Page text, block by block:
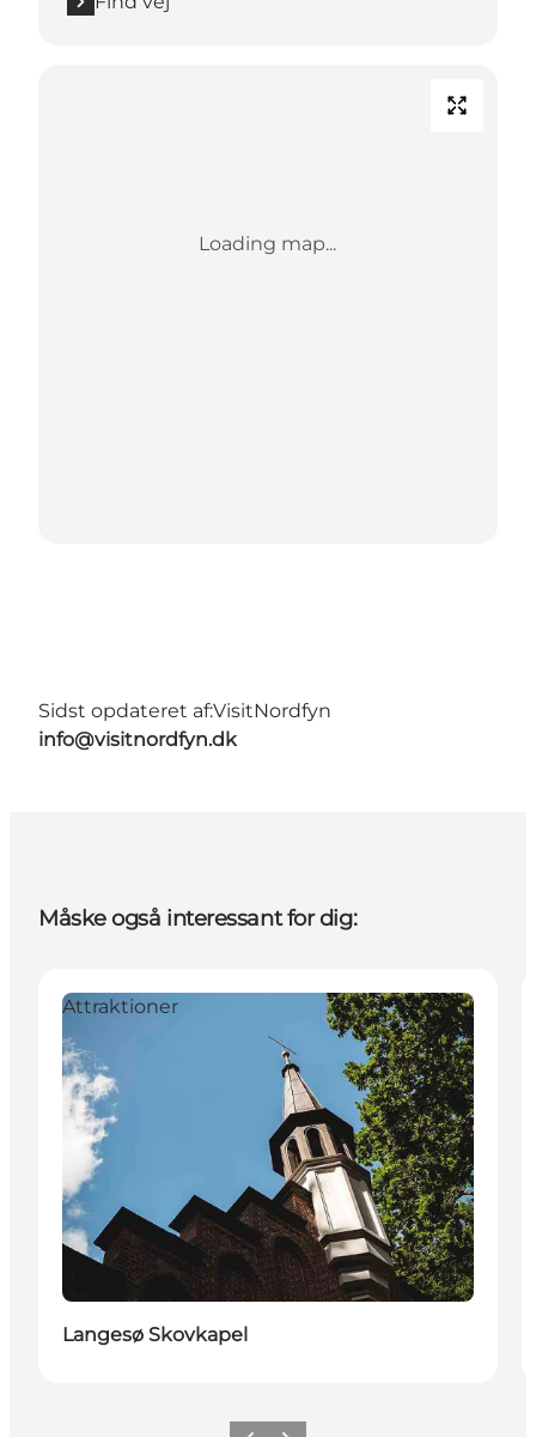
Loading map...
Sidst opdateret af:VisitNordfyn
info@visitnordfyn.dk
Måske også interessant for dig:
Attraktioner
Langesø Skovkapel